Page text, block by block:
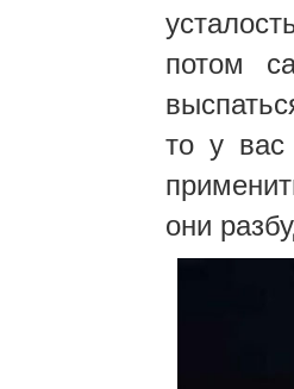
потом
то у
они